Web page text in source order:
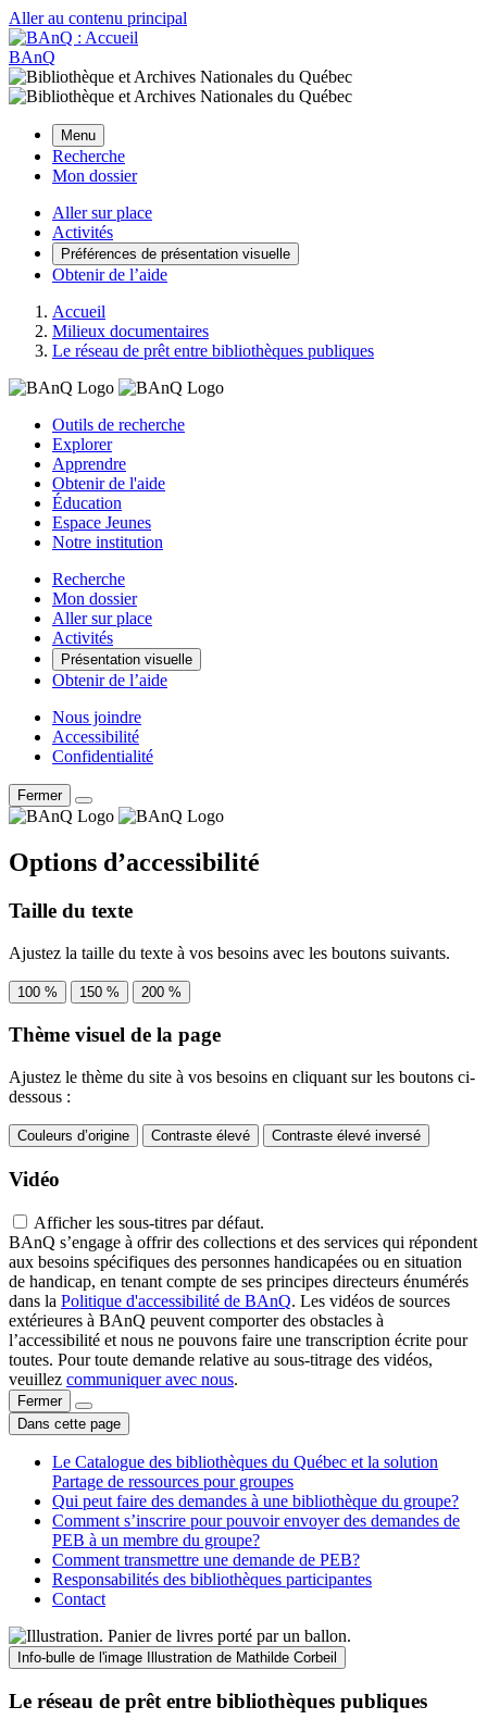
Aller au contenu principal
BAnQ
Menu
Recherche
Mon dossier
Aller sur place
Activités
Préférences de présentation visuelle
Obtenir de l’aide
Accueil
Milieux documentaires
Le réseau de prêt entre bibliothèques publiques
Outils de recherche
Explorer
Apprendre
Obtenir de l'aide
Éducation
Espace Jeunes
Notre institution
Recherche
Mon dossier
Aller sur place
Activités
Présentation visuelle
Obtenir de l’aide
Nous joindre
Accessibilité
Confidentialité
Fermer
Options d’accessibilité
Taille du texte
Ajustez la taille du texte à vos besoins avec les boutons suivants.
100 % 150 % 200 %
Thème visuel de la page
Ajustez le thème du site à vos besoins en cliquant sur les boutons ci-
dessous :
Couleurs d’origine Contraste élevé Contraste élevé inversé
Vidéo
Afficher les sous-titres par défaut.
BAnQ s’engage à offrir des collections et des services qui répondent
aux besoins spécifiques des personnes handicapées ou en situation
de handicap, en tenant compte de ses principes directeurs énumérés
dans la Politique d'accessibilité de BAnQ. Les vidéos de sources
extérieures à BAnQ peuvent comporter des obstacles à
l’accessibilité et nous ne pouvons faire une transcription écrite pour
toutes. Pour toute demande relative au sous-titrage des vidéos,
veuillez communiquer avec nous.
Fermer
Dans cette page
Le Catalogue des bibliothèques du Québec et la solution
Partage de ressources pour groupes
Qui peut faire des demandes à une bibliothèque du groupe?
Comment s’inscrire pour pouvoir envoyer des demandes de
PEB à un membre du groupe?
Comment transmettre une demande de PEB?
Responsabilités des bibliothèques participantes
Contact
Info-bulle de l'image Illustration de Mathilde Corbeil
Le réseau de prêt entre bibliothèques publiques